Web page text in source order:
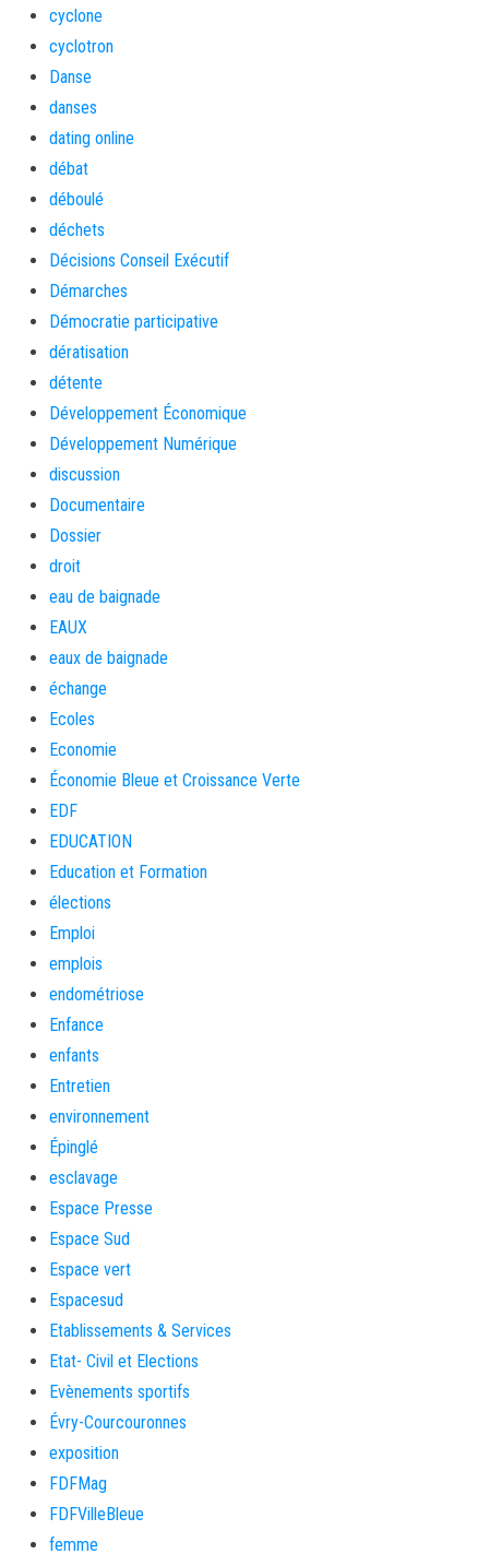
cyclone
cyclotron
Danse
danses
dating online
débat
déboulé
déchets
Décisions Conseil Exécutif
Démarches
Démocratie participative
dératisation
détente
Développement Économique
Développement Numérique
discussion
Documentaire
Dossier
droit
eau de baignade
EAUX
eaux de baignade
échange
Ecoles
Economie
Économie Bleue et Croissance Verte
EDF
EDUCATION
Education et Formation
élections
Emploi
emplois
endométriose
Enfance
enfants
Entretien
environnement
Épinglé
esclavage
Espace Presse
Espace Sud
Espace vert
Espacesud
Etablissements & Services
Etat- Civil et Elections
Evènements sportifs
Évry-Courcouronnes
exposition
FDFMag
FDFVilleBleue
femme